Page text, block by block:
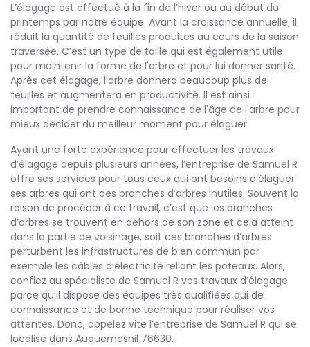
L’élagage est effectué à la fin de l’hiver ou au début du
printemps par notre équipe. Avant la croissance annuelle, il
réduit la quantité de feuilles produites au cours de la saison
traversée. C’est un type de taille qui est également utile
pour maintenir la forme de l'arbre et pour lui donner santé.
Après cet élagage, l'arbre donnera beaucoup plus de
feuilles et augmentera en productivité. Il est ainsi
important de prendre connaissance de l'âge de l'arbre pour
mieux décider du meilleur moment pour élaguer.
Ayant une forte expérience pour effectuer les travaux
d’élagage depuis plusieurs années, l’entreprise de Samuel R
offre ses services pour tous ceux qui ont besoins d’élaguer
ses arbres qui ont des branches d’arbres inutiles. Souvent la
raison de procéder à ce travail, c’est que les branches
d’arbres se trouvent en dehors de son zone et cela atteint
dans la partie de voisinage, soit ces branches d’arbres
perturbent les infrastructures de bien commun par
exemple les câbles d’électricité reliant les poteaux. Alors,
confiez au spécialiste de Samuel R vos travaux d’élagage
parce qu’il dispose des équipes très qualifiées qui de
connaissance et de bonne technique pour réaliser vos
attentes. Donc, appelez vite l’entreprise de Samuel R qui se
localise dans Auquemesnil 76630.